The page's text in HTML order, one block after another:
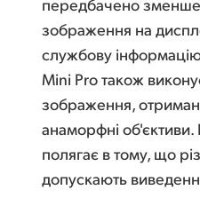
передбачено
зображення на
службову
Mini Pro також
зображення,
анаморфні
полягає в тому, що
допускають